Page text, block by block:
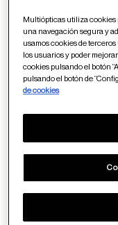
Multiópticas utiliza cookies
una navegación segura y
usamos cookies de
los usuarios y poder
cookies pulsando el botón
pulsando el botón de
de cookies